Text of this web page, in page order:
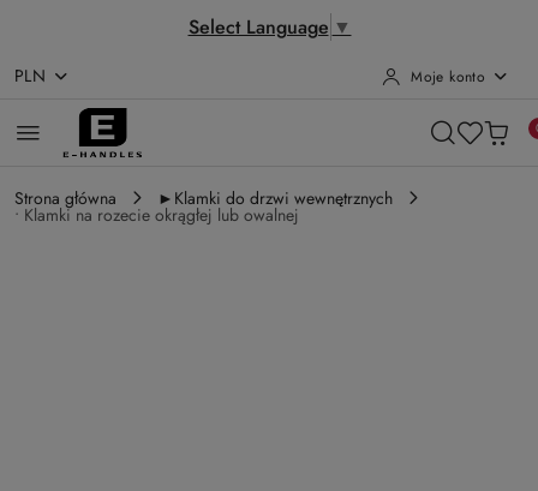
Select Language ▼
Przejdź do treści głównej
Przejdź do wyszukiwarki
Przejdź do moje konto
Przejdź do menu głównego
Przejdź do opisu produktu
Przejdź do stopki
PLN Moje konto
Strona główna ►Klamki do drzwi wewnętrznych
• Klamki na rozecie okrągłej lub owalnej